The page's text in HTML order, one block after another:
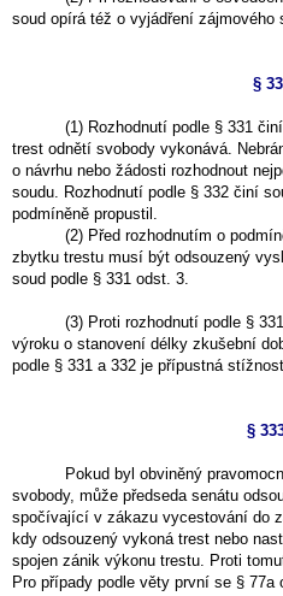
soud opírá též o vyjádření zájmového
§
(1) Rozhodnutí podle § 331
trest odnětí svobody vykonává.
o návrhu nebo žádosti rozhodnout
soudu. Rozhodnutí podle § 332 činí
podmíněně propustil.
(2) Před rozhodnutím o
zbytku trestu musí být odsouzený
soud podle § 331 odst. 3.
(3) Proti rozhodnutí podle §
výroku o stanovení délky zkušební
podle § 331 a 332 je přípustná
§
Pokud byl obviněný
svobody, může předseda senátu
spočívající v zákazu vycestování do
kdy odsouzený vykoná trest nebo
spojen zánik výkonu trestu. Proti
Pro případy podle věty první se § 77a